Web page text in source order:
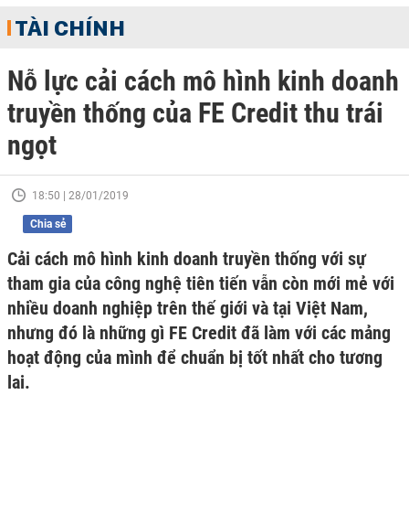
TÀI CHÍNH
Nỗ lực cải cách mô hình kinh doanh
truyền thống của FE Credit thu trái
ngọt
18:50 | 28/01/2019
Chia sẻ
Cải cách mô hình kinh doanh truyền thống với sự
tham gia của công nghệ tiên tiến vẫn còn mới mẻ với
nhiều doanh nghiệp trên thế giới và tại Việt Nam,
nhưng đó là những gì FE Credit đã làm với các mảng
hoạt động của mình để chuẩn bị tốt nhất cho tương
lai.